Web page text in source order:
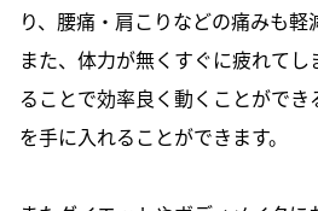
り、腰痛・肩こりなどの痛みも軽
また、体力が無くすぐに疲れて
ることで効率良く動くことがで
を手に入れることができます。